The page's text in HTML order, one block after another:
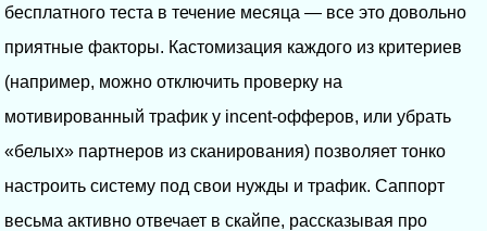
бесплатного теста в течение месяца — все это довольно
приятные факторы. Кастомизация каждого из критериев
(например, можно отключить проверку на
мотивированный трафик у incent-офферов, или убрать
«белых» партнеров из сканирования) позволяет тонко
настроить систему под свои нужды и трафик. Саппорт
весьма активно отвечает в скайпе, рассказывая про